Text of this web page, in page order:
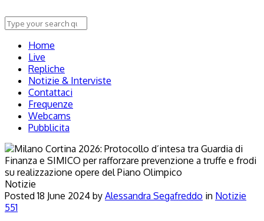
Home
Live
Repliche
Notizie & Interviste
Contattaci
Frequenze
Webcams
Pubblicita
Notizie
Posted18 June 2024 by Alessandra Segafreddo in Notizie
551